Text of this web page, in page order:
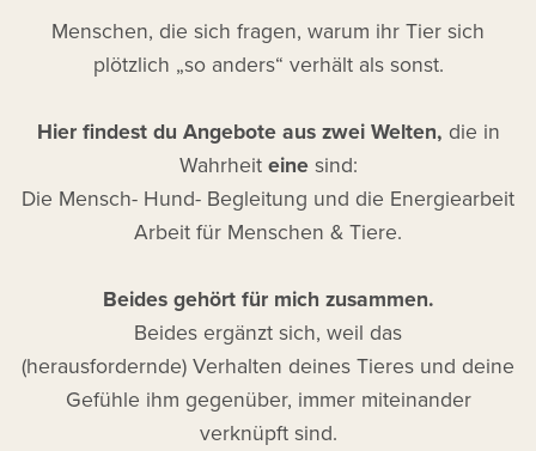
Menschen, die sich fragen, warum ihr Tier sich
plötzlich „so anders“ verhält als sonst.
Hier findest du Angebote aus zwei Welten, die in
Wahrheit einesind:
Die Mensch- Hund- Begleitung und die Energiearbeit
Arbeit für Menschen & Tiere.
Beides gehört für mich zusammen.
Beides ergänzt sich, weil das
(herausfordernde) Verhalten deines Tieres und deine
Gefühle ihm gegenüber, immer miteinander
verknüpft sind.